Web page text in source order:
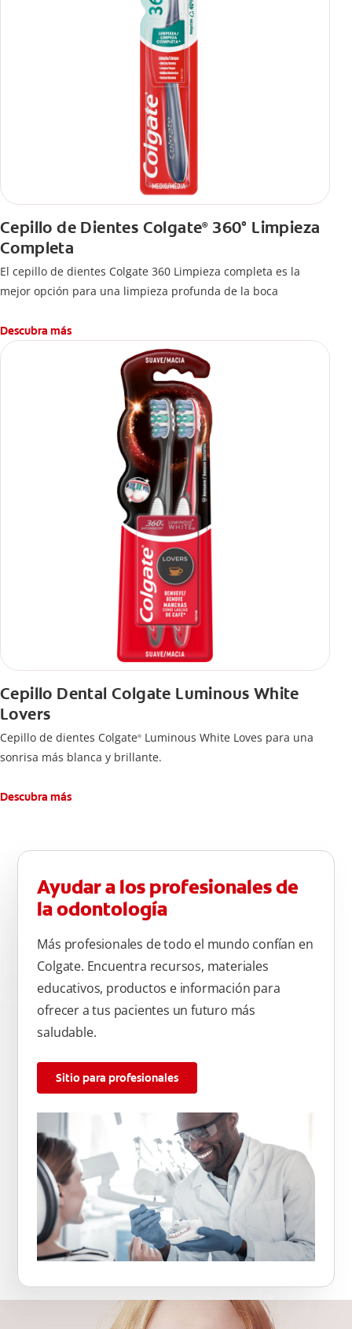
Cepillo de Dientes Colgate®360° Limpieza
Completa
El cepillo de dientes Colgate 360 Limpieza completa es la
mejor opción para una limpieza profunda de la boca
Descubra más
Cepillo Dental Colgate Luminous White
Lovers
Cepillo de dientes Colgate® Luminous White Loves para una
sonrisa más blanca y brillante.
Descubra más
Ayudar a los profesionales de
la odontología
Más profesionales de todo el mundo confían en
Colgate. Encuentra recursos, materiales
educativos, productos e información para
ofrecer a tus pacientes un futuro más
saludable.
Sitio para profesionales